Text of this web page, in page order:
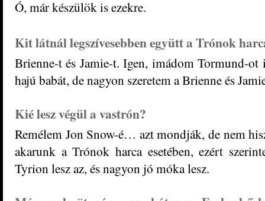
Ó, már készülök is ezekre.
Kit látnál legszívesebben együtt a Trónok
Brienne-t és Jamie-t. Igen, imádom Tormund-ot
hajú babát, de nagyon szeretem a Brienne és
Kié lesz végül a vastrón?
Remélem Jon Snow-é… azt mondják, de nem
akarunk aTrónok harca esetében, ezért
Tyrion lesz az, és nagyon jó móka lesz.